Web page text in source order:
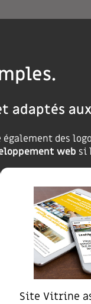
adaptés
également des
web si
Site Vitrine